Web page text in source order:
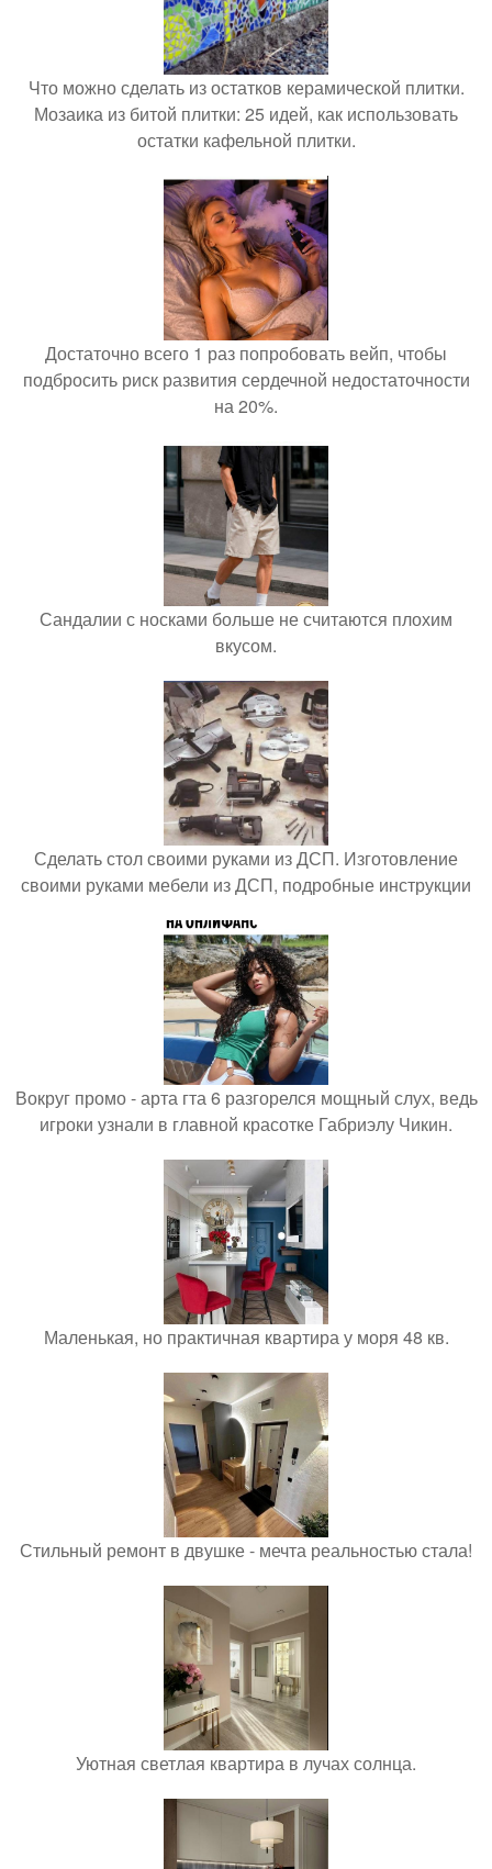
Что можно сделать из остатков керамической плитки.
Мозаика из битой плитки: 25 идей, как использовать
остатки кафельной плитки.
Достаточно всего 1 раз попробовать вейп, чтобы
подбросить риск развития сердечной недостаточности
на 20%.
Сандалии с носками больше не считаются плохим
вкусом.
Сделать стол своими руками из ДСП. Изготовление
своими руками мебели из ДСП, подробные инструкции
Вокруг промо - арта гта 6 разгорелся мощный слух, ведь
игроки узнали в главной красотке Габриэлу Чикин.
Маленькая, но практичная квартира у моря 48 кв.
Стильный ремонт в двушке - мечта реальностью стала!
Уютная светлая квартира в лучах солнца.